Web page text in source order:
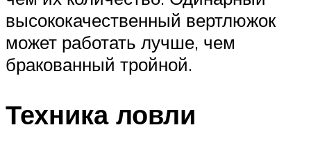
высококачественный вертлюжок
может работать лучше, чем
бракованный тройной.
Техника ловли